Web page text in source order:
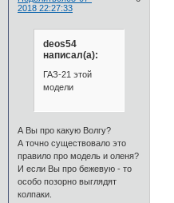
2018 22:27:33
deos54
написал(а):
ГАЗ-21 этой
модели
А Вы про какую Волгу?
А точно существовало это
правило про модель и оленя?
И если Вы про бежевую - то
особо позорно выглядят
колпаки.